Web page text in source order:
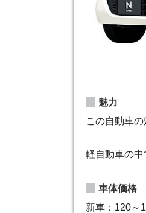
魅力
この自動車
軽自動車の中
車体価格
新車：120～